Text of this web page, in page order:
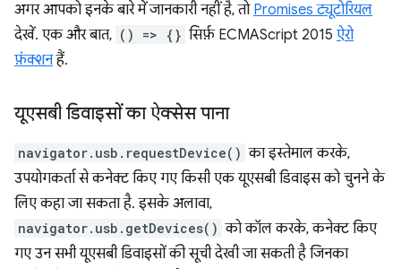
अगर आपको इनके बारे में जानकारी नहीं है, तो Promises ट्यूटोरियल
देखें. एक और बात, () => {} सिर्फ़ ECMAScript 2015 ऐरो
फ़ंक्शनहैं.
यूएसबी डिवाइसों का ऐक्सेस पाना
navigator.usb.requestDevice() का इस्तेमाल करके,
उपयोगकर्ता से कनेक्ट किए गए किसी एक यूएसबी डिवाइस को चुनने के
लिए कहा जा सकता है. इसके अलावा,
navigator.usb.getDevices() को कॉल करके, कनेक्ट किए
गए उन सभी यूएसबी डिवाइसों की सूची देखी जा सकती है जिनका